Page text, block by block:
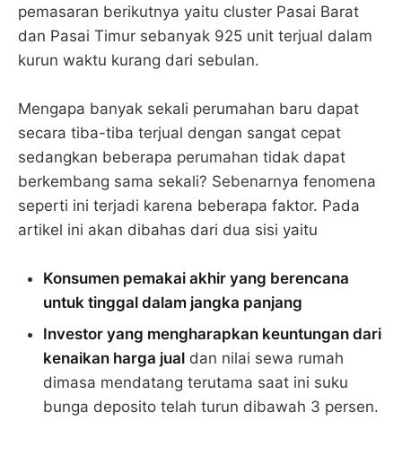
pemasaran berikutnya yaitu cluster Pasai Barat
dan Pasai Timur sebanyak 925 unit terjual dalam
kurun waktu kurang dari sebulan.
Mengapa banyak sekali perumahan baru dapat
secara tiba-tiba terjual dengan sangat cepat
sedangkan beberapa perumahan tidak dapat
berkembang sama sekali? Sebenarnya fenomena
seperti ini terjadi karena beberapa faktor. Pada
artikel ini akan dibahas dari dua sisi yaitu
Konsumen pemakai akhir yang berencana
untuk tinggal dalam jangka panjang
Investor yang mengharapkan keuntungan dari
kenaikan harga jual dan nilai sewa rumah
dimasa mendatang terutama saat ini suku
bunga deposito telah turun dibawah 3 persen.